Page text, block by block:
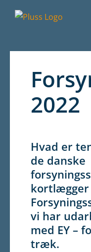
2022
Hvad er
de danske
kortlægger
vi har
med EY –
træk.